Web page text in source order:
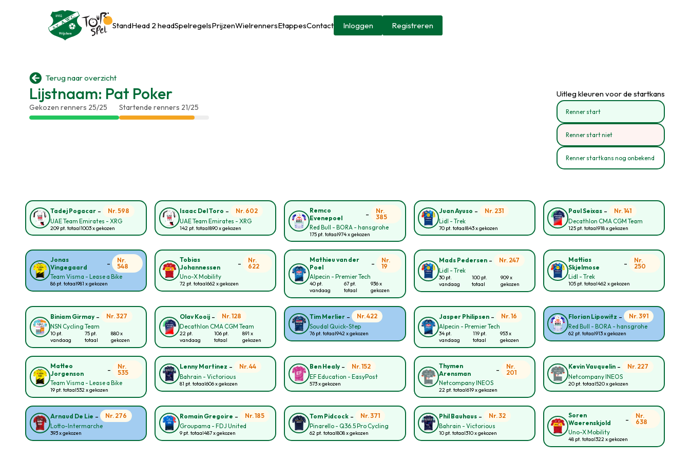
StandHead 2 headSpelregelsPrijzenWielrennersEtappesContact Inloggen Registreren
 Terug naar overzicht
Lijstnaam: Pat Poker
Gekozen renners 25/25 Startende renners 21/25
Uitleg kleuren voor de startkans
Renner start
Renner start niet
Renner startkans nog onbekend
Tadej Pogacar -
Nr. 598
UAE Team Emirates - XRG
209 pt. totaal1003 x gekozen
Isaac Del Toro -
Nr. 602
UAE Team Emirates - XRG
142 pt. totaal890 x gekozen
Remco
Evenepoel
-
Nr.
385
Red Bull - BORA - hansgrohe
175 pt. totaal974 x gekozen
Juan Ayuso -
Nr. 231
Lidl - Trek
70 pt. totaal843 x gekozen
Paul Seixas-
Nr. 141
Decathlon CMA CGM Team
125 pt. totaal918 x gekozen
Jonas
Vingegaard
-
Nr.
548
Team Visma - Lease a Bike
86 pt. totaal981 x gekozen
Tobias
Johannessen
-
Nr.
622
Uno-X Mobility
72 pt. totaal662 x gekozen
Mathieu van der
Poel
-
Nr.
19
Alpecin - Premier Tech
40 pt.
vandaag
67 pt.
totaal
936 x
gekozen
Mads Pedersen-
Nr. 247
Lidl - Trek
30 pt.
vandaag
100 pt.
totaal
909 x
gekozen
Mattias
Skjelmose
-
Nr.
250
Lidl - Trek
105 pt. totaal462 x gekozen
Biniam Girmay -
Nr. 327
NSN Cycling Team
10 pt.
vandaag
75 pt.
totaal
880 x
gekozen
Olav Kooij -
Nr. 128
Decathlon CMA CGM Team
22 pt.
vandaag
106 pt.
totaal
891 x
gekozen
Tim Merlier-
Nr. 422
Soudal Quick-Step
76 pt. totaal942 x gekozen
Jasper Philipsen-
Nr. 16
Alpecin - Premier Tech
34 pt.
vandaag
119 pt.
totaal
953 x
gekozen
Florian Lipowitz -
Nr. 391
Red Bull - BORA - hansgrohe
62 pt. totaal913 x gekozen
Matteo
Jorgenson
-
Nr.
535
Team Visma - Lease a Bike
19 pt. totaal532 x gekozen
Lenny Martinez -
Nr. 44
Bahrain - Victorious
81 pt. totaal606 x gekozen
Ben Healy-
Nr. 152
EF Education - EasyPost
573 x gekozen
Thymen
Arensman
-
Nr.
201
Netcompany INEOS
22 pt. totaal619 x gekozen
Kevin Vauquelin-
Nr. 227
Netcompany INEOS
20 pt. totaal520 x gekozen
Arnaud De Lie -
Nr. 276
Lotto-Intermarche
393 x gekozen
Romain Gregoire -
Nr. 185
Groupama - FDJ United
9 pt. totaal487 x gekozen
Tom Pidcock-
Nr. 371
Pinarello - Q36.5 Pro Cycling
62 pt. totaal808 x gekozen
Phil Bauhaus-
Nr. 32
Bahrain - Victorious
10 pt. totaal310 x gekozen
Soren
Waerenskjold
-
Nr.
638
Uno-X Mobility
48 pt. totaal322 x gekozen